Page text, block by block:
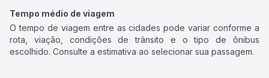
Tempo médio de viagem
O tempo de viagem entre as cidades pode variar conforme a
rota, viação, condições de trânsito e o tipo de ônibus
escolhido. Consulte a estimativa ao selecionar sua passagem.